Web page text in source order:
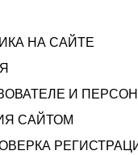
НА САЙТЕ
И
САЙТОМ